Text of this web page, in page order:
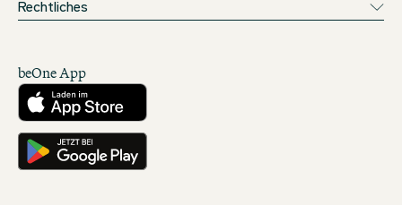
Rechtliches
beOne App
Herunterladen aus dem App Store
Hole es dir auf Google Play